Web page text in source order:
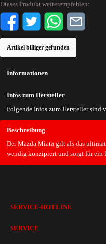
Dieses Produkt weiterempfehlen:
Artikel billiger gefunden
Beschreibung
Der Mazda Miata gilt als das
wendig konzipiert und sorgt für ein
Informationen
Infos zum Hersteller
Folgende Infos zum Hersteller sind
SERVICE-HOTLINE
SERVICE